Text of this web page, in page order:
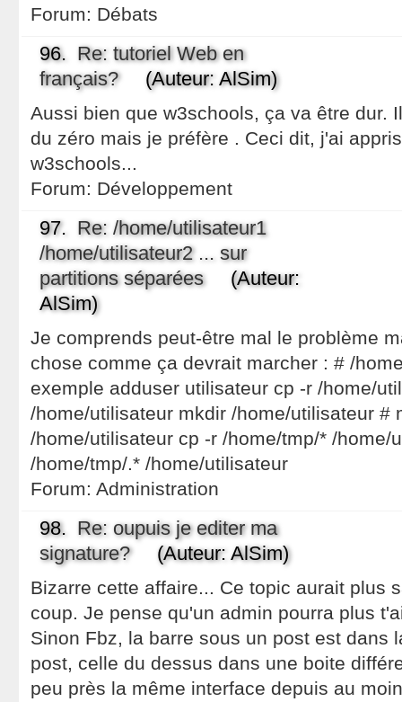
Forum: Débats
96. Re: tutoriel Web en
français?(Auteur: AlSim)
Aussi bien que w3schools, ça va être dur.
du zéro mais je préfère . Ceci dit, j'ai
w3schools...
Forum: Développement
97. Re: /home/utilisateur1
/home/utilisateur2 ... sur
partitions séparées(Auteur:
AlSim)
Je comprends peut-être mal le problème
chose comme ça devrait marcher : # /
exemple adduser utilisateur cp -r /home/
/home/utilisateur mkdir /home/utilisateur #
/home/utilisateur cp -r /home/tmp/* /home/
/home/tmp/.* /home/utilisateur
Forum: Administration
98. Re: oupuis je editer ma
signature?(Auteur: AlSim)
Bizarre cette affaire... Ce topic aurait plus
coup. Je pense qu'un admin pourra plus
Sinon Fbz, la barre sous un post est dans
post, celle du dessus dans une boite
peu près la même interface depuis au